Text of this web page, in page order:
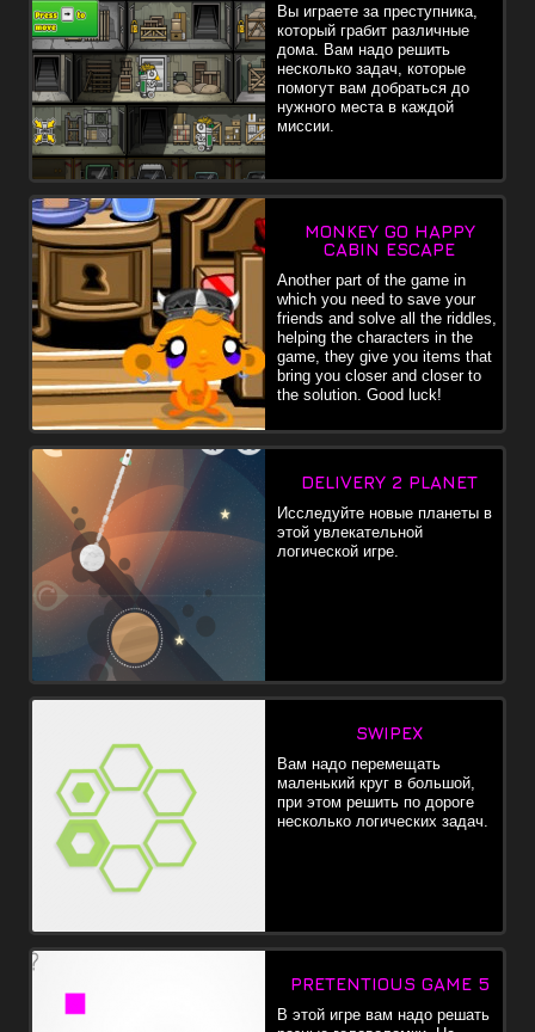
Вы играете за преступника,
который грабит различные
дома. Вам надо решить
несколько задач, которые
помогут вам добраться до
нужного места в каждой
миссии.
MONKEY GO HAPPY
CABIN ESCAPE
Another part of the game in
which you need to save your
friends and solve all the riddles,
helping the characters in the
game, they give you items that
bring you closer and closer to
the solution. Good luck!
DELIVERY 2 PLANET
Исследуйте новые планеты в
этой увлекательной
логической игре.
SWIPEX
Вам надо перемещать
маленький круг в большой,
при этом решить по дороге
несколько логических задач.
PRETENTIOUS GAME 5
В этой игре вам надо решать